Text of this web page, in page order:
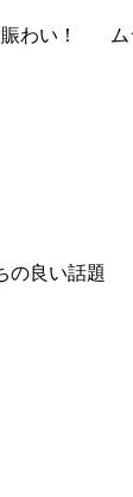
ラモトは
い話題